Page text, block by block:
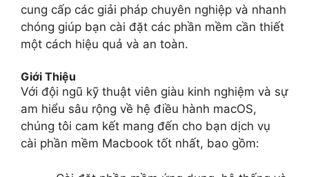
cung cấp các giải pháp chuyên nghiệp và nhanh
chóng giúp bạn cài đặt các phần mềm cần thiết
một cách hiệu quả và an toàn.
Giới Thiệu
Với đội ngũ kỹ thuật viên giàu kinh nghiệm và sự
am hiểu sâu rộng về hệ điều hành macOS,
chúng tôi cam kết mang đến cho bạn dịch vụ
cài phần mềm Macbook tốt nhất, bao gồm: